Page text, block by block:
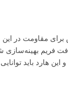
فریم
هارد باید